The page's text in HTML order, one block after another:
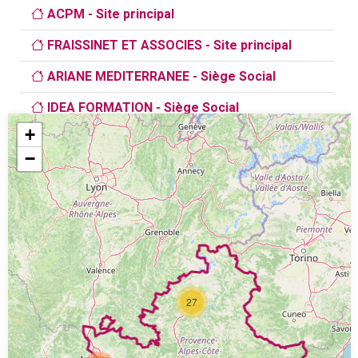
ACPM - Site principal
FRAISSINET ET ASSOCIES - Site principal
ARIANE MEDITERRANEE - Siège Social
IDEA FORMATION - Siège Social
SGCA CONTACT - Site principal
MULTI FORMATIONS PROFESSIONNELLES -
Siège Social
Groupe 8-C - Site principal
W2 FORMATION CONSEIL - Siège Social
Qualitéval Entreprise - Site principal
ENGLISH 4 FRENCH - Site de SAINT-REMY-DE-
27
+
−